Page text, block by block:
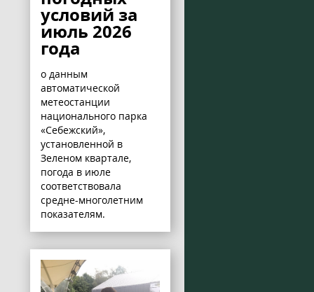
условий за
июль 2026
года
о данным
автоматической
метеостанции
национального парка
«Себежский»,
установленной в
Зеленом квартале,
погода в июле
соответствовала
средне-многолетним
показателям.